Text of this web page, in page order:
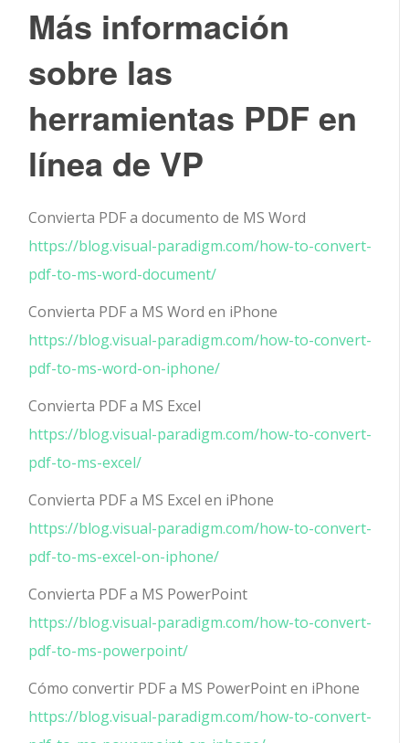
Más información
sobre las
herramientas PDF en
línea de VP
Convierta PDF a documento de MS Word
https://blog.visual-paradigm.com/how-to-convert-
pdf-to-ms-word-document/
Convierta PDF a MS Word en iPhone
https://blog.visual-paradigm.com/how-to-convert-
pdf-to-ms-word-on-iphone/
Convierta PDF a MS Excel
https://blog.visual-paradigm.com/how-to-convert-
pdf-to-ms-excel/
Convierta PDF a MS Excel en iPhone
https://blog.visual-paradigm.com/how-to-convert-
pdf-to-ms-excel-on-iphone/
Convierta PDF a MS PowerPoint
https://blog.visual-paradigm.com/how-to-convert-
pdf-to-ms-powerpoint/
Cómo convertir PDF a MS PowerPoint en iPhone
https://blog.visual-paradigm.com/how-to-convert-